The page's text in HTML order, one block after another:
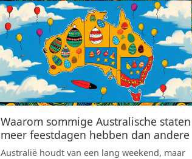
Waarom sommige Australische staten
meer feestdagen hebben dan andere
Australië houdt van een lang weekend, maar